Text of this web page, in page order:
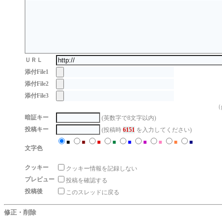
ＵＲＬ
添付File1
添付File2
添付File3
暗証キー
(英数字で8文字以内)
投稿キー
(投稿時 6151 を入力してください)
文字色
■ ■ ■ ■ ■ ■ ■ ■ ■
クッキー
クッキー情報を記録しない
プレビュー
投稿を確認する
投稿後
このスレッドに戻る
修正・削除